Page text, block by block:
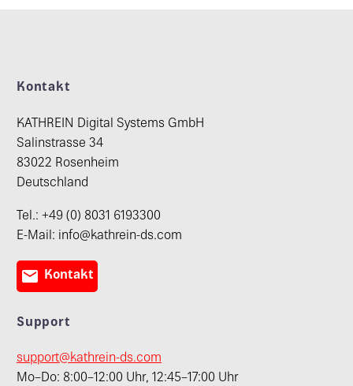
Kontakt
KATHREIN Digital Systems GmbH
Salinstrasse 34
83022 Rosenheim
Deutschland
Tel.: +49 (0) 8031 6193300
E-Mail: info@kathrein-ds.com
 Kontakt
Support
support@kathrein-ds.com
Mo–Do: 8:00–12:00 Uhr, 12:45–17:00 Uhr